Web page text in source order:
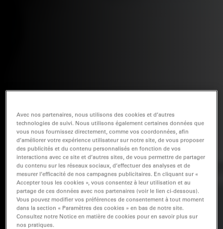
Avec nos partenaires, nous utilisons des cookies et d’autres
technologies de suivi. Nous utilisons également certaines données que
vous nous fournissez directement, comme vos coordonnées, afin
d’améliorer votre expérience utilisateur sur notre site, de vous proposer
des publicités et du contenu personnalisés en fonction de vos
interactions avec ce site et d’autres sites, de vous permettre de partager
du contenu sur les réseaux sociaux, d’effectuer des analyses et de
mesurer l’efficacité de nos campagnes publicitaires. En cliquant sur «
Accepter tous les cookies », vous consentez à leur utilisation et au
partage de ces données avec nos partenaires (voir le lien ci-dessous).
Vous pouvez modifier vos préférences de consentement à tout moment
dans la section « Paramètres des cookies » en bas de notre site.
Consultez notre Notice en matière de cookies pour en savoir plus sur
nos pratiques.